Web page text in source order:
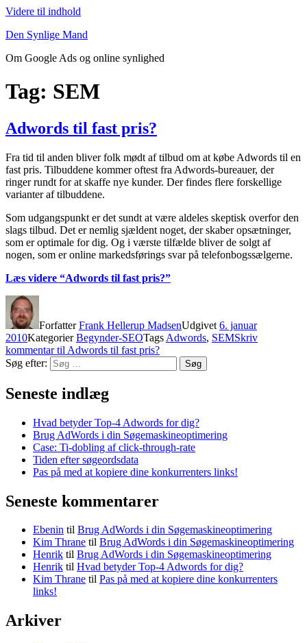
Videre til indhold
Den Synlige Mand
Om Google Ads og online synlighed
Tag: SEM
Adwords til fast pris?
Fra tid til anden bliver folk mødt af tilbud om at købe Adwords til en
fast pris. Tilbuddene kommer oftest fra Adwords-bureauer, der
ringer rundt for at skaffe nye kunder. Der findes flere forskellige
varianter af tilbuddene.
Som udgangspunkt er det sundt at være aldeles skeptisk overfor den
slags tilbud. Det er nemlig sjældent noget, der skaber opsætninger,
som er optimale for dig. Og i værste tilfælde bliver de solgt af
nogen, som er online markedsførings svar på telefonbogssælgerne.
Læs videre “Adwords til fast pris?”
ForfatterFrank Hellerup MadsenUdgivet 6. januar
2010KategorierBegynder-SEOTags Adwords, SEMSkriv
kommentartil Adwords til fast pris?
Søg efter:
Søg
Seneste indlæg
Hvad betyder Top-4 Adwords for dig?
Brug AdWords i din Søgemaskineoptimering
Case: Ti-dobling af click-through-rate
Tiden efter søgeordsdata
Pas på med at kopiere dine konkurrenters links!
Seneste kommentarer
Ebenin til Brug AdWords i din Søgemaskineoptimering
Kim Thrane til Brug AdWords i din Søgemaskineoptimering
Henrik til Brug AdWords i din Søgemaskineoptimering
Henrik til Hvad betyder Top-4 Adwords for dig?
Kim Thrane til Pas på med at kopiere dine konkurrenters
links!
Arkiver